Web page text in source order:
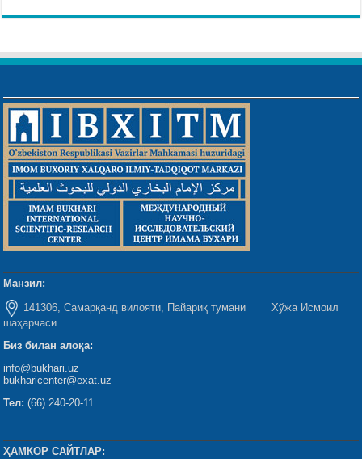
Манзил:
141306, Самарқанд вилояти, Пайариқ тумани Хўжа Исмоил
шаҳарчаси
Биз билан алоқа:
info@bukhari.uz
bukharicenter@exat.uz
Тел: (66) 240-20-11
ҲАМКОР САЙТЛАР: